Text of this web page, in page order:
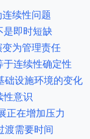
续性问题
是即时短缺
为管理责任
于连续性确定性
础设施环境的变化
性意识
正在增加压力
渡需要时间